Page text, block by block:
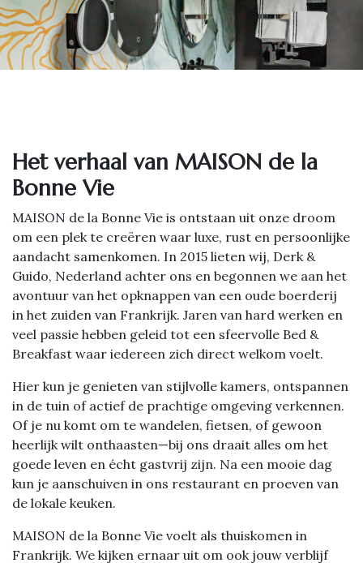
Het ve​rhaal van MAISON de la
Bonne Vie
MAISON de la Bonne Vie is ontstaan uit onze droom
om een plek te creëren waar luxe, rust en persoonlijke
aandacht samenkomen. In 2015 lieten wij, Derk &
Guido, Nederland achter ons en begonnen we aan het
avontuur van het opknappen van een oude boerderij
in het zuiden van Frankrijk. Jaren van hard werken en
veel passie hebben geleid tot een sfeervolle Bed &
Breakfast waar iedereen zich direct welkom voelt.
Hier kun je genieten van stijlvolle kamers, ontspannen
in de tuin of actief de prachtige omgeving verkennen.
Of je nu komt om te wandelen, fietsen, of gewoon
heerlijk wilt onthaasten—bij ons draait alles om het
goede leven en écht gastvrij zijn. Na een mooie dag
kun je aanschuiven in ons restaurant en proeven van
de lokale keuken.
MAISON de la Bonne Vie voelt als thuiskomen in
Frankrijk. We kijken ernaar uit om ook jouw verblijf